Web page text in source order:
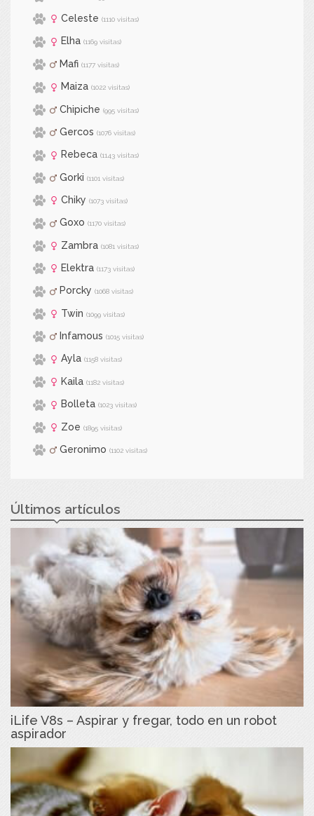
Celeste (1110 visitas)
Elha (1169 visitas)
Mafi (1177 visitas)
Maiza (1022 visitas)
Chipiche (995 visitas)
Gercos (1076 visitas)
Rebeca (1143 visitas)
Gorki (1101 visitas)
Chiky (1073 visitas)
Goxo (1170 visitas)
Zambra (1081 visitas)
Elektra (1173 visitas)
Porcky (1068 visitas)
Twin (1099 visitas)
Infamous (1015 visitas)
Ayla (1158 visitas)
Kaila (1182 visitas)
Bolleta (1023 visitas)
Zoe (1895 visitas)
Geronimo (1102 visitas)
Últimos artículos
iLife V8s – Aspirar y fregar, todo en un robot
aspirador